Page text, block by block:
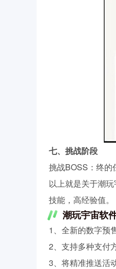
七、挑战阶段
挑战BOSS：终的
以上就是关于潮
技能，高经验值。
潮玩宇宙软
1、全新的数字预
2、支持多种支付
3、将精准推送活